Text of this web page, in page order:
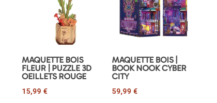
MAQUETTE BOIS
FLEUR | PUZZLE 3D
OEILLETS ROUGE
15,99 €
MAQUETTE BOIS |
BOOK NOOK CYBER
CITY
59,99 €